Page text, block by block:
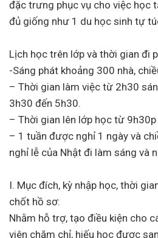
đặc trưng phục vụ cho việc học
đủ giống như 1 du học sinh tự
Lịch học trên lớp và thời gian đi
-Sáng phát khoảng 300 nhà,
– Thời gian làm việc từ 2h30
3h30 đến 5h30.
– Thời gian lên lớp học từ
– 1 tuần được nghỉ 1 ngày và
nghỉ lễ của Nhật đi làm sáng và
I. Mục đích, kỳ nhập học, thời
chốt hồ sơ:
Nhằm hỗ trợ, tạo điều kiện cho
viên chăm chỉ, hiếu học được